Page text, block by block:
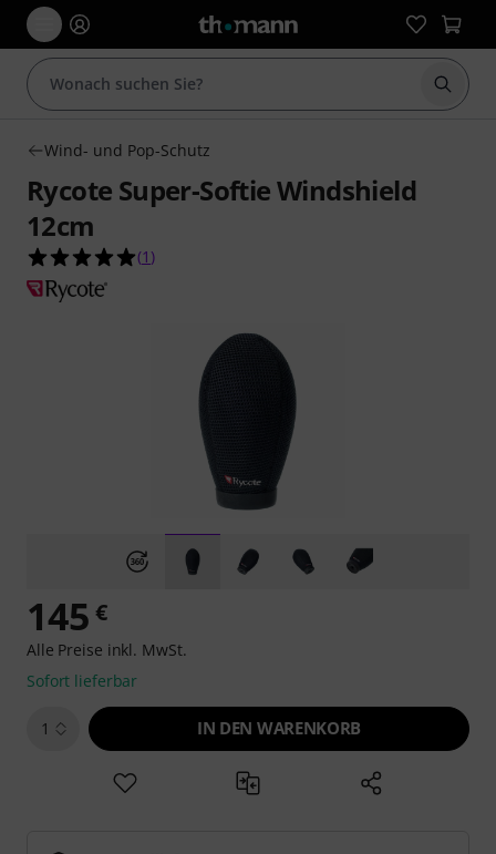
Suche
Wind- und Pop-Schutz
Rycote Super-Softie Windshield
12cm
5.0 von 5 Sternen aus 1 Kundenbewertungen
(1 )
145 €
Alle Preise inkl. MwSt.
Sofort lieferbar
1 IN DEN WARENKORB